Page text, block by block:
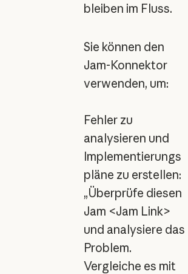
bleiben im Fluss.
Sie können den
Jam-Konnektor
verwenden, um:
Fehler zu
analysieren und
Implementierungs
pläne zu erstellen:
„Überprüfe diesen
Jam <Jam Link>
und analysiere das
Problem.
Vergleiche es mit